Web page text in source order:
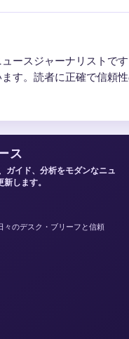
ースジャーナリストで
す。読者に正確で信頼
ス
ガイド、分析をモダンなニュ
します。
々のデスク・ブリーフと信頼